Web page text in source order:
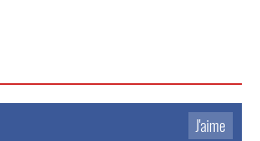
J'aime